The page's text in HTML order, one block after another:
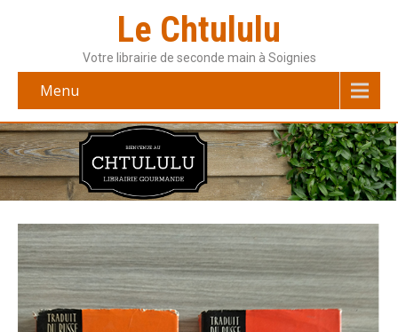
Le Chtululu
Votre librairie de seconde main à Soignies
Menu